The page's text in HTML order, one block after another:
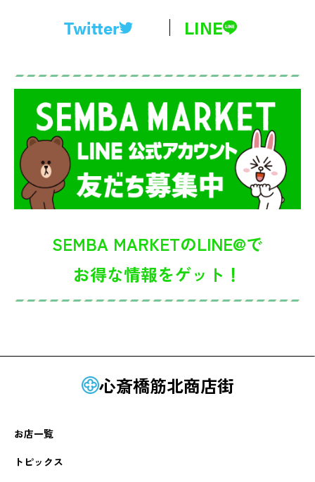
SEMBA MARKETのLINE@で
お得な情報をゲット！
Twitter LINE
心斎橋筋北商店街
お店一覧
トピックス